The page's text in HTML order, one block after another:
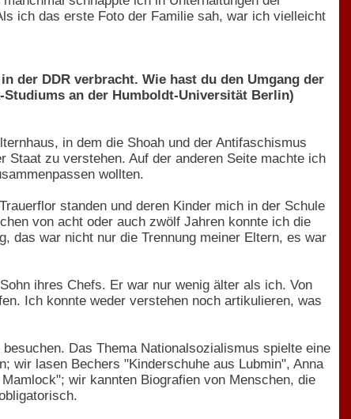
ich das erste Foto der Familie sah, war ich vielleicht
der DDR verbracht. Wie hast du den Umgang der
an der Humboldt-Universität Berlin)
in dem die Shoah und der Antifaschismus
zu verstehen. Auf der anderen Seite machte ich
wollten.
standen und deren Kinder mich in der Schule
von acht oder auch zwölf Jahren konnte ich die
das war nicht nur die Trennung meiner Eltern, es war
ihres Chefs. Er war nur wenig älter als ich. Von
Ich konnte weder verstehen noch artikulieren, was
Das Thema Nationalsozialismus spielte eine
wir lasen Bechers "Kinderschuhe aus Lubmin", Anna
wir kannten Biografien von Menschen, die